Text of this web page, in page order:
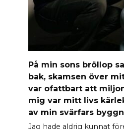
På min sons bröllop
bak, skamsen över
var ofattbart att
mig var mitt livs
av min svärfars
Jag hade aldrig kunnat